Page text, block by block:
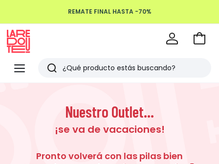
REMATE FINAL HASTA -70%
Menu
Redoute
Buscar
Últimos
vistos
Ir
Nuestro Outlet...
¡se va de vacaciones!
Pronto volverá con las pilas bien